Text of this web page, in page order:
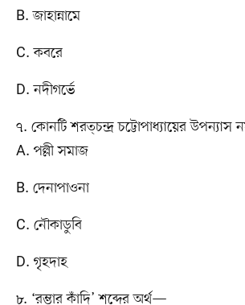
B. জাহান্নামে
C. কবরে
D. নদীগর্ভে
৭. কোনটি শরত্চন্দ্র চট্টোপাধ্যায়ের উপন্যাস
A. পল্লী সমাজ
B. দেনাপাওনা
C. নৌকাডুবি
D. গৃহদাহ
৮. ‘রম্ভার কাঁদি’ শব্দের অর্থ—